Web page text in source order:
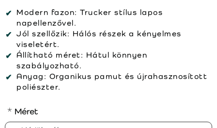
Modern fazon: Trucker stílus lapos
napellenzővel.
Jól szellőzik: Hálós részek a kényelmes
viseletért.
Állítható méret: Hátul könnyen
szabályozható.
Anyag: Organikus pamut és újrahasznosított
poliészter.
Méret